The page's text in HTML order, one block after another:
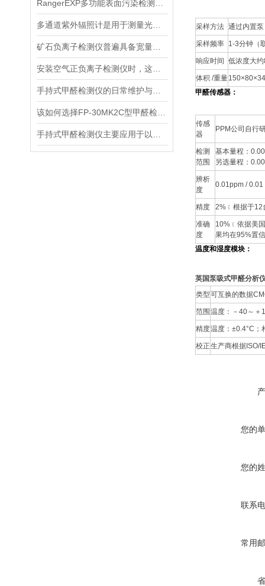
采样方法 通过内置
采样频率 1-3分钟（
响应时间 低浓度大
体积 /重量
甲醛传感器：
传感
器
PPM公司自行
检测
范围
基本量程：
另选量程：
辨析
度
0.01ppm / 0.01
精度 2%﹝根据于12
准确
度
10%﹝依据美
果均在95%置
温度和湿度模块：
英国泵吸式甲醛分析
类型可互换的数据
范围 温度：－40～＋
精度温度：±0.4°C；
校正生产商根据ISO/
您的
您的
联系
常用